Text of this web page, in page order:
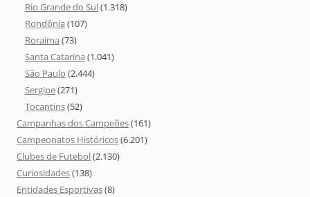
Rio Grande do Sul(1.318)
Rondônia (107)
Roraima (73)
Santa Catarina (1.041)
São Paulo (2.444)
Sergipe(271)
Tocantins(52)
Campanhas dos Campeões(161)
Campeonatos Históricos(6.201)
Clubes de Futebol(2.130)
Curiosidades(138)
Entidades Esportivas(8)